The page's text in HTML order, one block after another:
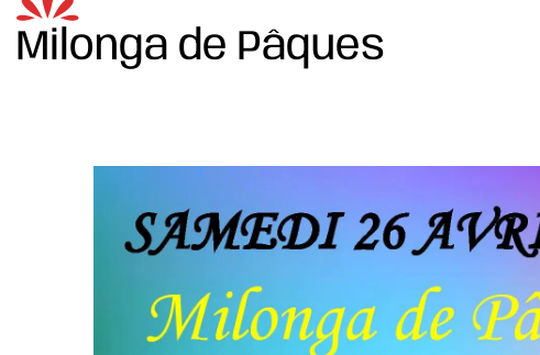
Milonga de Pâques